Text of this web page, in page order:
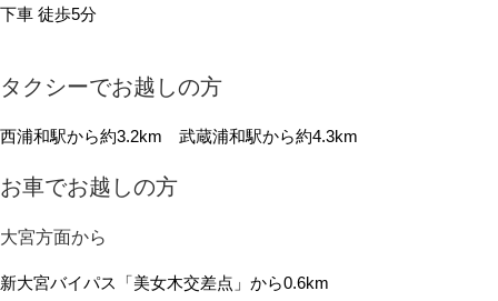
下車 徒歩5分
タクシーでお越しの方
西浦和駅から約3.2km 武蔵浦和駅から約4.3km
お車でお越しの方
大宮方面から
新大宮バイパス「美女木交差点」から0.6km